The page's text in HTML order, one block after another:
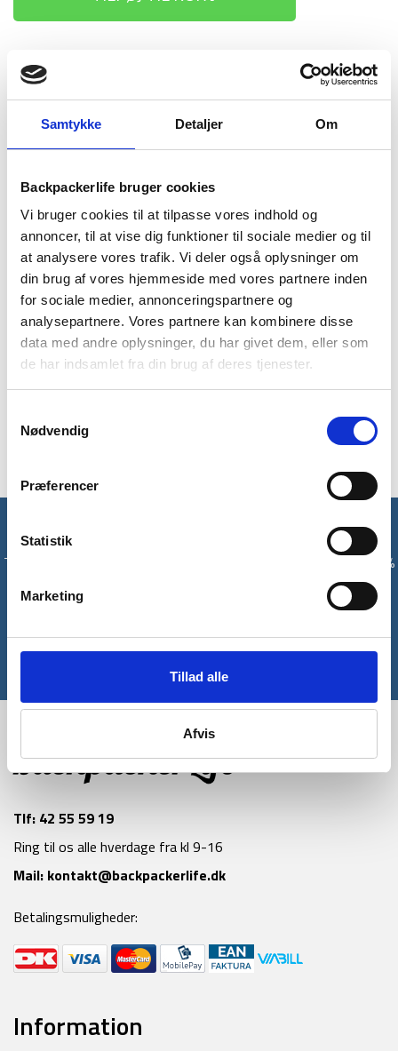
Samtykke Detaljer Om
Backpackerlife bruger cookies
Vi bruger cookies til at tilpasse vores indhold og
annoncer, til at vise dig funktioner til sociale medier og til
at analysere vores trafik. Vi deler også oplysninger om
din brug af vores hjemmeside med vores partnere inden
for sociale medier, annonceringspartnere og
analysepartnere. Vores partnere kan kombinere disse
data med andre oplysninger, du har givet dem, eller som
de har indsamlet fra din brug af deres tjenester.
Nødvendig
Præferencer
Statistik
Marketing
Tillad alle
Afvis
100 dages
returret
BESKRIVELSE
YDERLIGERE INFORMATION
BRAND
FAQ
Tech T M er en funktionel T-shirt fra det kendte mærke Jack
Wolfskin. T-shirten er i et blødt materiale der transporterer
fugtighed væk fra kroppen. T-shirten tørrer hurtigt og
mindsker ubehagelige lugte.
Modellen er 175 cm høj og har en størrelse S på.
Tilmeld dig vores nyhedsbrev og modtag med det samme en 10%
Tilmeld
*Gælder ikke allerede nedsatte varer
Tlf: 42 55 59 19
Ring til os alle hverdage fra kl 9-16
Mail: kontakt@backpackerlife.dk
Betalingsmuligheder:
Information